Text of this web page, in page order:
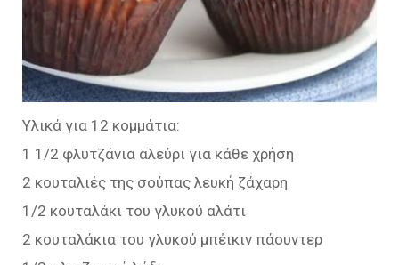
Υλικά για 12 κομμάτια:
1 1/2 φλυτζάνια αλεύρι για κάθε χρήση
2 κουταλιές της σούπας λευκή ζάχαρη
1/2 κουταλάκι του γλυκού αλάτι
2 κουταλάκια του γλυκού μπέικιν πάουντερ